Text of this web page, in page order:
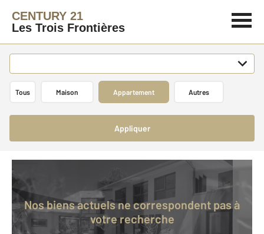
CENTURY 21
Les Trois Frontières
Tous Maison Appartement Autres
Appliquer
Nos biens actuels ne correspondent pas à
votre recherche